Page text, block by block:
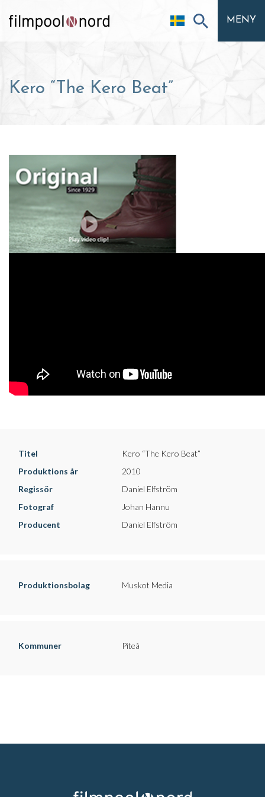
MENY
Kero “The Kero Beat”
Titel
Kero “The Kero Beat”
Produktions år
2010
Regissör
Daniel Elfström
Fotograf
Johan Hannu
Producent
Daniel Elfström
Produktionsbolag Muskot Media
Kommuner Piteå